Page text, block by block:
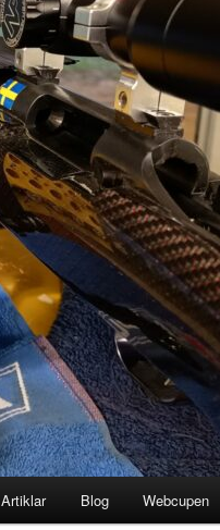
Artiklar Blog Webcupen